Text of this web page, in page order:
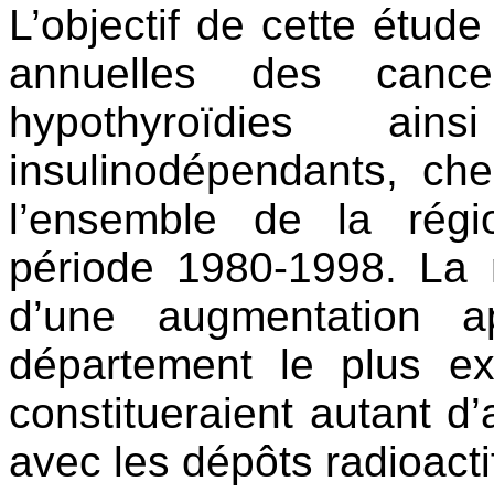
L’objectif de cette
annuelles des
hypothyroïdies
insulinodépendants,
l’ensemble de la
période 1980-1998.
d’une
département le plus
constitueraient autant
avec les dépôts